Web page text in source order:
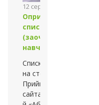
12 серпня 2013 року
Оприлюднено
списки зарахованих
(заочна форма
навчання)
Списки оприлюднено
на стендах
Приймальної комісії та
сайтах — університету